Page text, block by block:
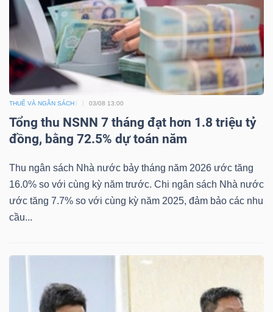
THUẾ VÀ NGÂN SÁCH 03/08 13:00
Tổng thu NSNN 7 tháng đạt hơn 1.8 triệu tỷ
đồng, bằng 72.5% dự toán năm
Thu ngân sách Nhà nước bảy tháng năm 2026 ước tăng
16.0% so với cùng kỳ năm trước. Chi ngân sách Nhà nước
ước tăng 7.7% so với cùng kỳ năm 2025, đảm bảo các nhu
cầu...
Sách
tài
chính
Công
cụ
Truyền